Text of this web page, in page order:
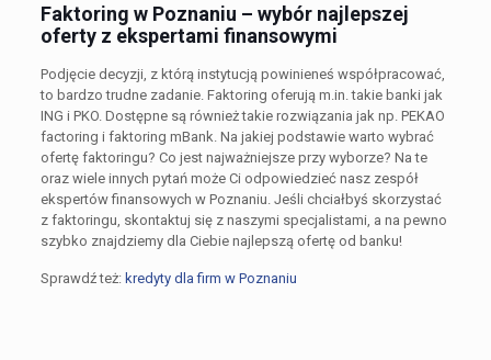
Faktoring w Poznaniu – wybór najlepszej
oferty z ekspertami finansowymi
Podjęcie decyzji, z którą instytucją powinieneś współpracować,
to bardzo trudne zadanie. Faktoring oferują m.in. takie banki jak
ING i PKO. Dostępne są również takie rozwiązania jak np. PEKAO
factoring i faktoring mBank. Na jakiej podstawie warto wybrać
ofertę faktoringu? Co jest najważniejsze przy wyborze? Na te
oraz wiele innych pytań może Ci odpowiedzieć nasz zespół
ekspertów finansowych w Poznaniu. Jeśli chciałbyś skorzystać
z faktoringu, skontaktuj się z naszymi specjalistami, a na pewno
szybko znajdziemy dla Ciebie najlepszą ofertę od banku!
Sprawdź też: kredyty dla firm w Poznaniu